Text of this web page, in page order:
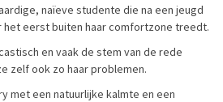
naïeve studente die na een jeugd
het eerst buiten haar comfortzone treedt.
en vaak de stem van de rede
zelf ook zo haar problemen.
met een natuurlijke kalmte en een